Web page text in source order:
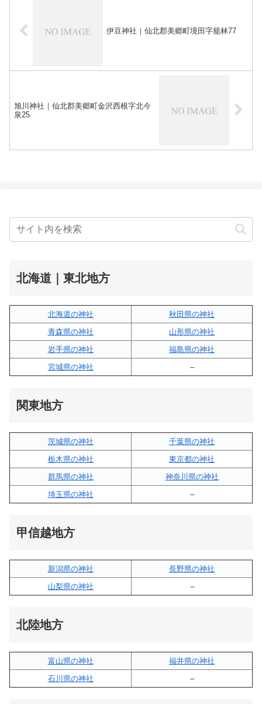
伊豆神社｜仙北郡美郷町境田字籠林77
旭川神社｜仙北郡美郷町金沢西根字北今
泉25
北海道｜東北地方
北海道の神社
秋田県の神社
青森県の神社
山形県の神社
岩手県の神社
福島県の神社
宮城県の神社
–
関東地方
茨城県の神社
千葉県の神社
栃木県の神社
東京都の神社
群馬県の神社
神奈川県の神社
埼玉県の神社
–
甲信越地方
新潟県の神社
長野県の神社
山梨県の神社
–
北陸地方
富山県の神社
福井県の神社
石川県の神社
–